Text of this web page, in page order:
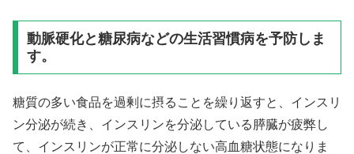
動脈硬化と糖尿病などの生活習慣病を予防しま
す。
糖質の多い食品を過剰に摂ることを繰り返すと、インスリ
ン分泌が続き、インスリンを分泌している膵臓が疲弊し
て、インスリンが正常に分泌しない高血糖状態になりま